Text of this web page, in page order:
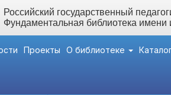
Российский государственный
Фундаментальная библиотека
Проекты О библиотеке